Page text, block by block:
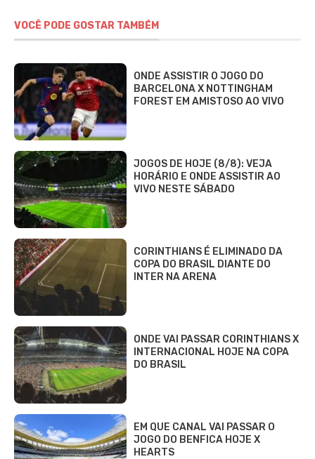
VOCÊ PODE GOSTAR TAMBÉM
ONDE ASSISTIR O JOGO DO
BARCELONA X NOTTINGHAM
FOREST EM AMISTOSO AO VIVO
JOGOS DE HOJE (8/8): VEJA
HORÁRIO E ONDE ASSISTIR AO
VIVO NESTE SÁBADO
CORINTHIANS É ELIMINADO DA
COPA DO BRASIL DIANTE DO
INTER NA ARENA
ONDE VAI PASSAR CORINTHIANS X
INTERNACIONAL HOJE NA COPA
DO BRASIL
EM QUE CANAL VAI PASSAR O
JOGO DO BENFICA HOJE X
HEARTS